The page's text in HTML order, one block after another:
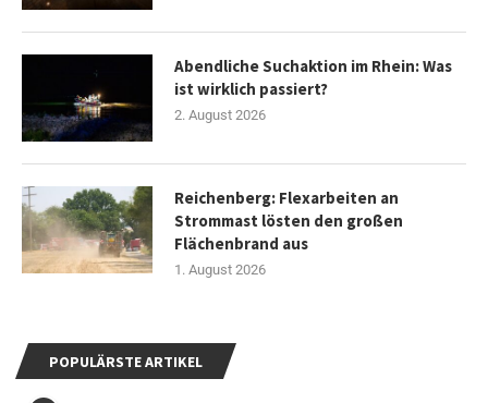
Abendliche Suchaktion im Rhein: Was
ist wirklich passiert?
2. August 2026
Reichenberg: Flexarbeiten an
Strommast lösten den großen
Flächenbrand aus
1. August 2026
POPULÄRSTE ARTIKEL